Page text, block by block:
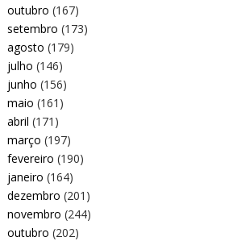
outubro (167)
setembro (173)
agosto (179)
julho (146)
junho (156)
maio (161)
abril (171)
março (197)
fevereiro (190)
janeiro (164)
dezembro (201)
novembro (244)
outubro (202)